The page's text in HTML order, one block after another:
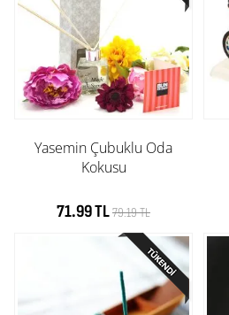
Yasemin Çubuklu Oda
Kokusu
71.99 TL79.19 TL